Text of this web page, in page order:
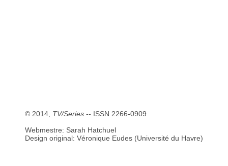
© 2014, TV/Series -- ISSN 2266-0909
Webmestre: Sarah Hatchuel
Design original: Véronique Eudes (Université du Havre)